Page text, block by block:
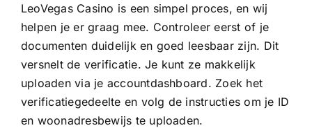
LeoVegas Casino is een simpel proces, en wij
helpen je er graag mee. Controleer eerst of je
documenten duidelijk en goed leesbaar zijn. Dit
versnelt de verificatie. Je kunt ze makkelijk
uploaden via je accountdashboard. Zoek het
verificatiegedeelte en volg de instructies om je ID
en woonadresbewijs te uploaden.